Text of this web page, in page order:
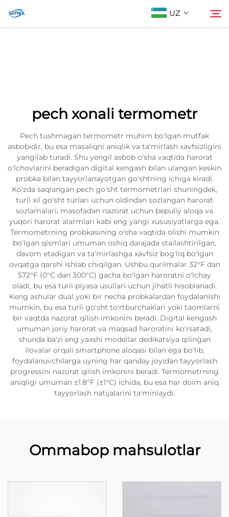
UZ
Biz bilan bog'lanish
pech xonali termometr
Pech tushmagan termometr muhim bo'lgan mutfak
asbobidir, bu esa masaliqni aniqlik va ta'mirlash xavfsizligini
yangilab turadi. Shu yengil asbob o'sha vaqtida harorat
o'lchovlarini beradigan digital kengash bilan ulangan keskin
probka bilan tayyorlanayotgan go'shtning ichiga kiradi.
Ko'zda saqlangan pech go'sht termometrlari shuningdek,
turli xil go'sht turlari uchun oldindan sozlangan harorat
sozlamalari, masofadan nazorat uchun bepuliy aloqa va
yuqori harorat alarmlari kabi eng yangi xususiyatlarga ega.
Termometrning probkasining o'sha vaqtida olishi mumkin
bo'lgan qismlari umuman oshiq darajada stailashtirilgan,
davom etadigan va ta'mirlashga xavfsiz bog'liq bo'lgan
ovqatga qarshi ishlab chiqilgan. Ushbu qurilmalar 32°F dan
572°F (0°C dan 300°C) gacha bo'lgan haroratni o'lchay
oladi, bu esa turli piyasa usullari uchun jihatli hisoblanadi.
Keng ashular dual yoki bir necha probkalardan foydalanishi
mumkin, bu esa turli go'sht to'rtburchaklari yoki taomlarni
bir vaqtda nazorat qilish imkonini beradi. Digital kengash
umuman joriy harorat va maqsad haroratini ko'rsatadi,
shunda ba'zi eng yaxshi modellar dedikatsiya qilingan
ilovalar orqali smartphone aloqasi bilan ega bo'lib,
foydalanuvchilarga uyning har qanday joyidan tayyorlash
progressini nazorat qilish imkonini beradi. Termometrning
aniqligi umuman ±1.8°F (±1°C) ichida, bu esa har doim aniq
tayyorlash natijalarini ta'minlaydi.
Ommabop mahsulotlar